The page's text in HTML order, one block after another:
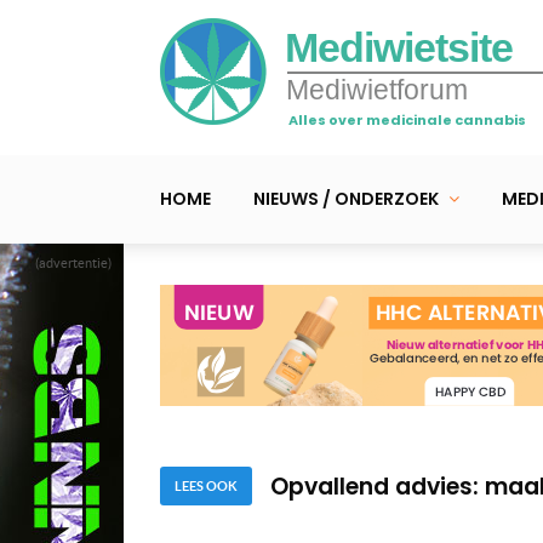
(advertentie)
Mediwietsite
Mediwietforum
Alles over medicinale cannabis
HOME NIEUWS / ONDERZOEK
LEES OOK
Nieuwe DNA-
UMCG-onderzoek
Nieuwe DNA-thuistest